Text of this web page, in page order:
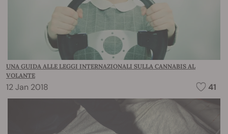
UNA GUIDA ALLE LEGGI INTERNAZIONALI SULLA CANNABIS AL
VOLANTE
12 Jan 2018 41